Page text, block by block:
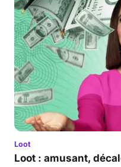
Loot
Loot : amusant,